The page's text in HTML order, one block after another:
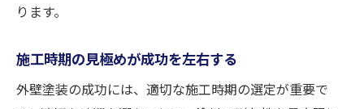
ります。
施工時期の見極めが成功を左右する
外壁塗装の成功には、適切な施工時期の選定が重要で